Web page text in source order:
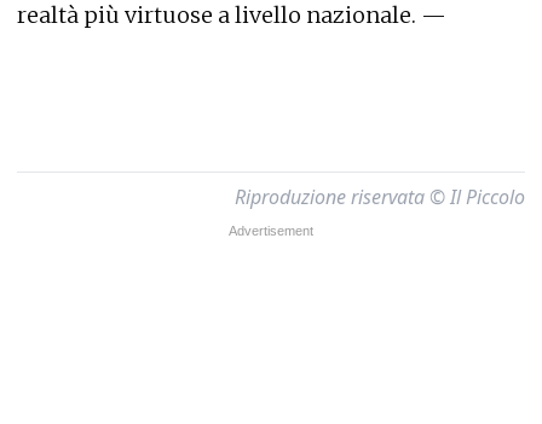
realtà più virtuose a livello nazionale. —
Riproduzione riservata © Il Piccolo